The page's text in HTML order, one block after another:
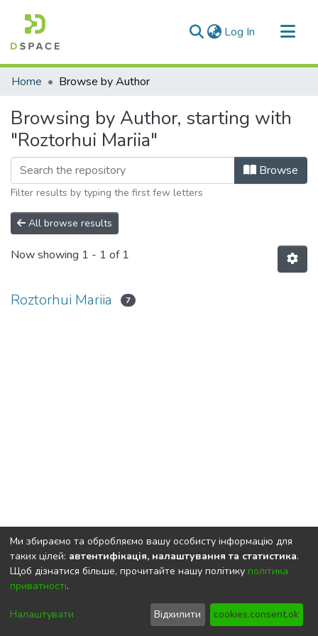
Log In (current)
Communities & Collections
Home Browse by Author
Browsing by Author, starting with
"Roztorhui Mariia"
Browse
Filter results by typing the first few letters
All browse results
Now showing 1 - 1 of 1
Roztorhui Mariia 7
DSpace software
Cookie
End User
Agreement
Send
Feedback
Ми збираємо та обробляємо вашу особисту інформацію для
таких цілей: автентифікація, налаштування та статистика.
Щоб дізнатися більше, прочитайте нашу політику політика
приватності.
Налаштувати Відхилити cookies.consent.ok